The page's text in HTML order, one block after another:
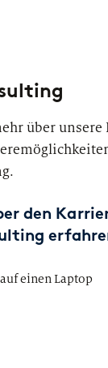
über unsere
den